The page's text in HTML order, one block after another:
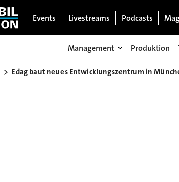
Events Livestreams Podcasts
Management Produktion
Edag baut neues Entwicklungszentrum in